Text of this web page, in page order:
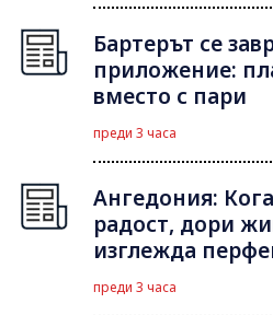
Бартерът се
приложение:
вместо с пари
преди 3 часа
Ангедония:
радост, дори
изглежда
преди 3 часа